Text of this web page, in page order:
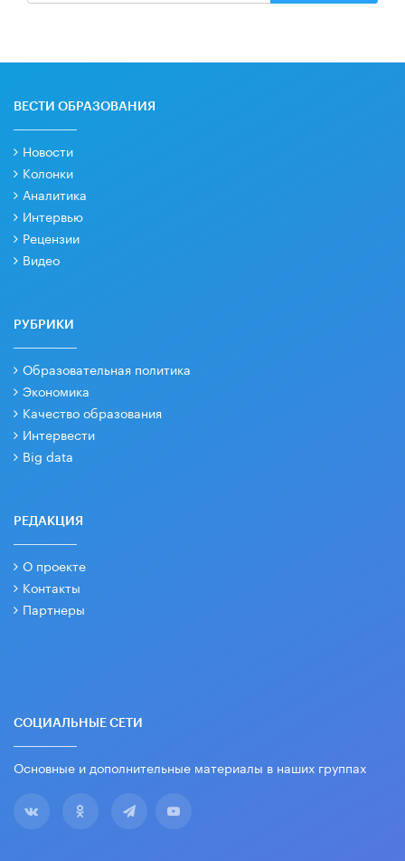
ВЕСТИ ОБРАЗОВАНИЯ
Новости
Колонки
Аналитика
Интервью
Рецензии
Видео
РУБРИКИ
Образовательная политика
Экономика
Качество образования
Интервести
Big data
РЕДАКЦИЯ
О проекте
Контакты
Партнеры
СОЦИАЛЬНЫЕ СЕТИ
Основные и дополнительные материалы в наших группах